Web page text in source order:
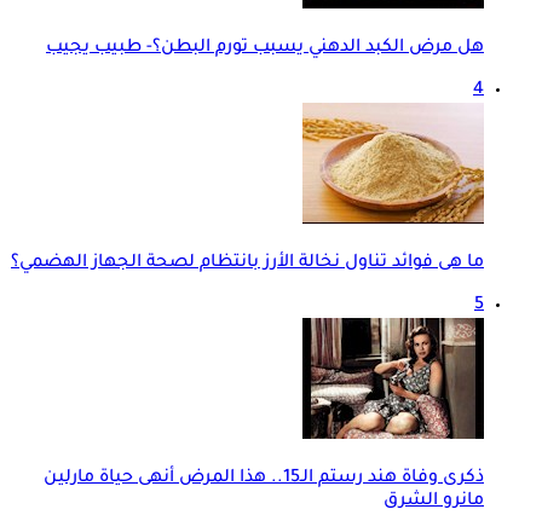
هل مرض الكبد الدهني يسبب تورم البطن؟- طبيب يجيب
4
ما هى فوائد تناول نخالة الأرز بانتظام لصحة الجهاز الهضمي؟
5
ذكرى وفاة هند رستم الـ15.. هذا المرض أنهى حياة مارلين
مانرو الشرق